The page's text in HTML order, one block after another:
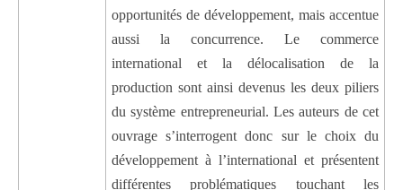
opportunités de développement, mais accentue
aussi la concurrence. Le commerce
international et la délocalisation de la
production sont ainsi devenus les deux piliers
du système entrepreneurial. Les auteurs de cet
ouvrage s’interrogent donc sur le choix du
développement à l’international et présentent
différentes problématiques touchant les